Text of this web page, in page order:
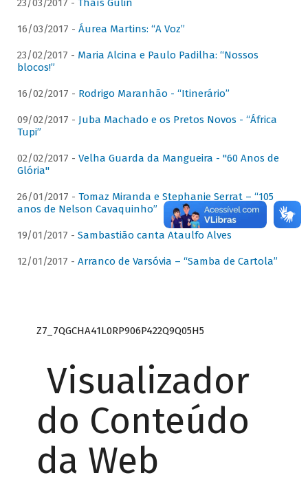
23/03/2017 - Thaís Gulin
16/03/2017 - Áurea Martins: “A Voz”
23/02/2017 - Maria Alcina e Paulo Padilha: “Nossos
blocos!”
16/02/2017 - Rodrigo Maranhão - “Itinerário”
09/02/2017 - Juba Machado e os Pretos Novos - “África
Tupi”
02/02/2017 - Velha Guarda da Mangueira - "60 Anos de
Glória"
26/01/2017 - Tomaz Miranda e Stephanie Serrat – “105
anos de Nelson Cavaquinho”
19/01/2017 - Sambastião canta Ataulfo Alves
12/01/2017 - Arranco de Varsóvia – “Samba de Cartola”
Z7_7QGCHA41L0RP906P422Q9Q05H5
Visualizador
do Conteúdo
da Web